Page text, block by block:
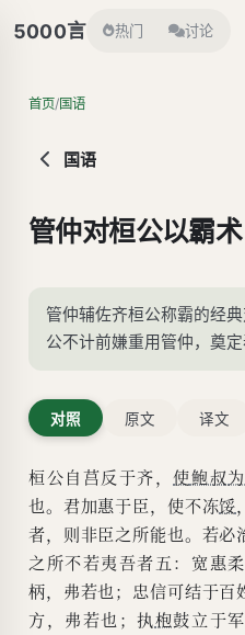
5000言 热门 讨论
首页/国语
国语
管仲对桓公以霸术
管仲辅佐齐桓公称霸的经
公不计前嫌重用管仲，奠定
对照 原文 译文
桓公自莒反于齐，使鲍叔
也。君加惠于臣，使不冻馁
者，则非臣之所能也。若必
之所不若夷吾者五：宽惠
柄，弗若也；忠信可结于百
方，弗若也；执枹鼓立于